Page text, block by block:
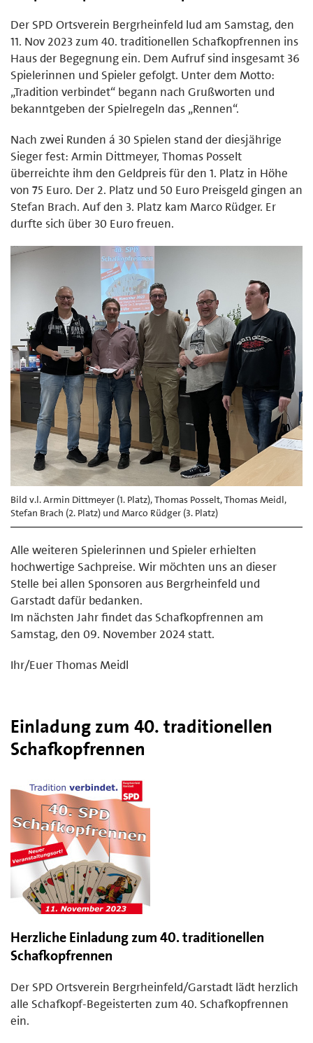
Der SPD Ortsverein Bergrheinfeld lud am Samstag, den
11. Nov 2023 zum 40. traditionellen Schafkopfrennen ins
Haus der Begegnung ein. Dem Aufruf sind insgesamt 36
Spielerinnen und Spieler gefolgt. Unter dem Motto:
„Tradition verbindet“ begann nach Grußworten und
bekanntgeben der Spielregeln das „Rennen“.
Nach zwei Runden á 30 Spielen stand der diesjährige
Sieger fest: Armin Dittmeyer, Thomas Posselt
überreichte ihm den Geldpreis für den 1. Platz in Höhe
von 75 Euro. Der 2. Platz und 50 Euro Preisgeld gingen an
Stefan Brach. Auf den 3. Platz kam Marco Rüdger. Er
durfte sich über 30 Euro freuen.
Bild v.l. Armin Dittmeyer (1. Platz), Thomas Posselt, Thomas Meidl,
Stefan Brach (2. Platz) und Marco Rüdger (3. Platz)
Alle weiteren Spielerinnen und Spieler erhielten
hochwertige Sachpreise. Wir möchten uns an dieser
Stelle bei allen Sponsoren aus Bergrheinfeld und
Garstadt dafür bedanken.
Im nächsten Jahr findet das Schafkopfrennen am
Samstag, den 09. November 2024 statt.
Ihr/Euer Thomas Meidl
Einladung zum 40. traditionellen
Schafkopfrennen
Herzliche Einladung zum 40. traditionellen
Schafkopfrennen
Der SPD Ortsverein Bergrheinfeld/Garstadt lädt herzlich
alle Schafkopf-Begeisterten zum 40. Schafkopfrennen
ein.